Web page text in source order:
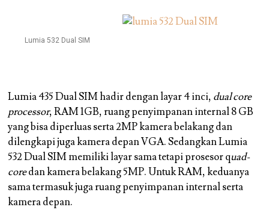
Lumia 532 Dual SIM
Lumia 435 Dual SIM hadir dengan layar 4 inci, dual core
processor, RAM 1GB, ruang penyimpanan internal 8 GB
yang bisa diperluas serta 2MP kamera belakang dan
dilengkapi juga kamera depan VGA. Sedangkan Lumia
532 Dual SIM memiliki layar sama tetapi prosesor quad-
coredan kamera belakang 5MP. Untuk RAM, keduanya
sama termasuk juga ruang penyimpanan internal serta
kamera depan.